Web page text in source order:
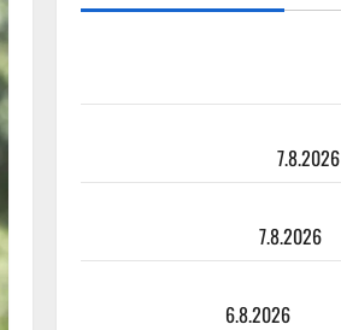
7.8.2026
7.8.2026
6.8.2026